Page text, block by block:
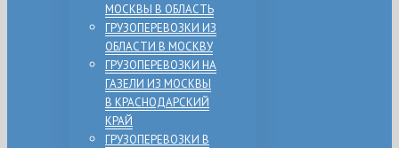
МОСКВЫ В ОБЛАСТЬ
ГРУЗОПЕРЕВОЗКИ ИЗ
ОБЛАСТИ В МОСКВУ
ГРУЗОПЕРЕВОЗКИ НА
ГАЗЕЛИ ИЗ МОСКВЫ
В КРАСНОДАРСКИЙ
КРАЙ
ГРУЗОПЕРЕВОЗКИ В